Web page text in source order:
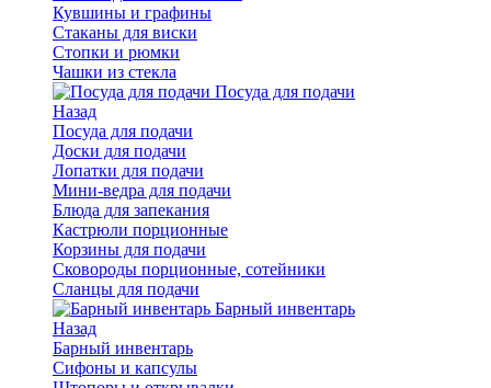
Кувшины и графины
Стаканы для виски
Стопки и рюмки
Чашки из стекла
Посуда для подачи
Назад
Посуда для подачи
Доски для подачи
Лопатки для подачи
Мини-ведра для подачи
Блюда для запекания
Кастрюли порционные
Корзины для подачи
Сковороды порционные, сотейники
Сланцы для подачи
Барный инвентарь
Назад
Барный инвентарь
Сифоны и капсулы